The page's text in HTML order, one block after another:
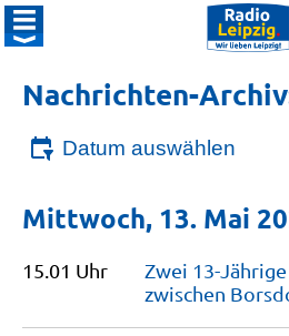
Nachrichten-
Datum auswählen
Mittwoch, 13. Mai
15.01 Uhr
Zwei 13-
zwischen